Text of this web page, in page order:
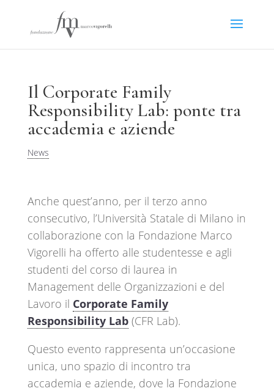
Il Corporate Family
Responsibility Lab: ponte tra
accademia e aziende
News
Anche quest’anno, per il terzo anno
consecutivo, l’Università Statale di Milano in
collaborazione con la Fondazione Marco
Vigorelli ha offerto alle studentesse e agli
studenti del corso di laurea in
Management delle Organizzazioni e del
Lavoro il Corporate Family
Responsibility Lab(CFR Lab).
Questo evento rappresenta un’occasione
unica, uno spazio di incontro tra
accademia e aziende, dove la Fondazione